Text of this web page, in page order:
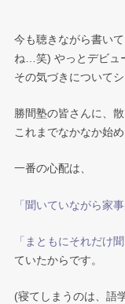
今も聴きながら書い
ね…笑) やっとデビュ
その気づきについてシ
勝間塾の皆さんに、
これまでなかなか始
一番の心配は、
「聞いていながら家
「まともにそれだけ
ていたからです。
(寝てしまうのは、語